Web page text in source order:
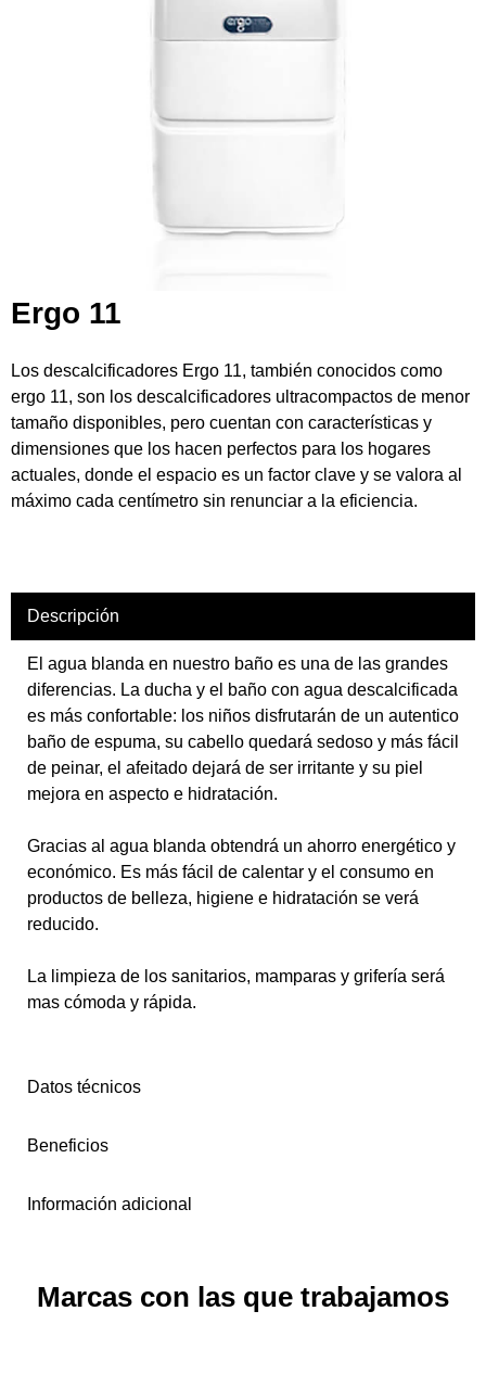
Ergo 11
Los descalcificadores Ergo 11, también conocidos como
ergo 11, son los descalcificadores ultracompactos de menor
tamaño disponibles, pero cuentan con características y
dimensiones que los hacen perfectos para los hogares
actuales, donde el espacio es un factor clave y se valora al
máximo cada centímetro sin renunciar a la eficiencia.
Descripción
El agua blanda en nuestro baño es una de las grandes
diferencias. La ducha y el baño con agua descalcificada
es más confortable: los niños disfrutarán de un autentico
baño de espuma, su cabello quedará sedoso y más fácil
de peinar, el afeitado dejará de ser irritante y su piel
mejora en aspecto e hidratación.
Gracias al agua blanda obtendrá un ahorro energético y
económico. Es más fácil de calentar y el consumo en
productos de belleza, higiene e hidratación se verá
reducido.
La limpieza de los sanitarios, mamparas y grifería será
mas cómoda y rápida.
Datos técnicos
Beneficios
Información adicional
Marcas con las que trabajamos